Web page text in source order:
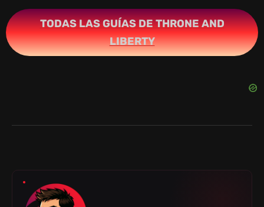
TODAS LAS GUÍAS DE THRONE AND
LIBERTY